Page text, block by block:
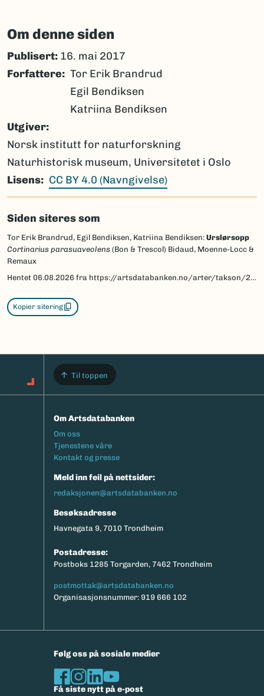
Om denne siden
Publisert: 16. mai 2017
Forfattere
Tor Erik Brandrud
Egil Bendiksen
Katriina Bendiksen
Utgiver
Norsk institutt for naturforskning
Naturhistorisk museum, Universitetet i Oslo
Lisens
CC BY 4.0 (Navngivelse)
Siden siteres som
Tor Erik Brandrud, Egil Bendiksen, Katriina Bendiksen: Urslørsopp
Cortinarius parasuaveolens (Bon & Trescol) Bidaud, Moenne-Locc &
Remaux
Hentet 06.08.2026 fra https://artsdatabanken.no/arter/takson/225070/beskrivelse
Kopier sitering
Til toppen
Om Artsdatabanken
Footermeny
Om oss
Tjenestene våre
Kontakt og presse
Meld inn feil på nettsider:
redaksjonen@artsdatabanken.no
Besøksadresse
Havnegata 9, 7010 Trondheim
Postadresse:
Postboks 1285 Torgarden, 7462 Trondheim
postmottak@artsdatabanken.no
Organisasjonsnummer: 919 666 102
Følg oss på sosiale medier
Få siste nytt på e-post